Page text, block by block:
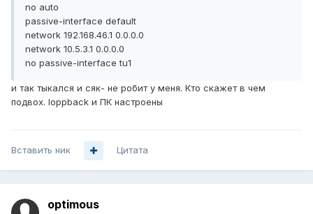
no auto
passive-interface default
network 192.168.46.1 0.0.0.0
network 10.5.3.1 0.0.0.0
no passive-interface tu1
и так тыкался и сяк- не робит у меня. Кто скажет в чем
подвох. loppback и ПК настроены
Вставить ник Цитата
optimous